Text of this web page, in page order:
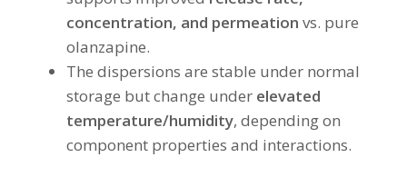
concentration, and permeation vs. pure
olanzapine.
The dispersions are stable under normal
storage but change under elevated
temperature/humidity, depending on
component properties and interactions.